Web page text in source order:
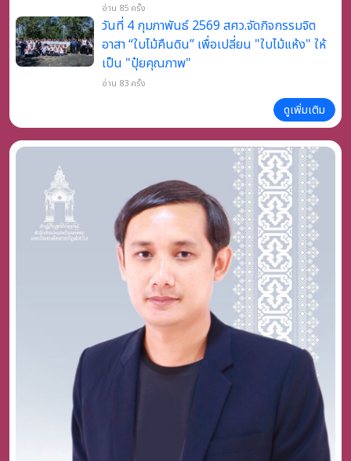
อ่าน 85 ครั้ง
วันที่ 4 กุมภาพันธ์ 2569 สศว.จัดกิจกรรมจิต
อาสา “ใบไม้คืนดิน” เพื่อเปลี่ยน "ใบไม้แห้ง" ให้
เป็น "ปุ๋ยคุณภาพ"
อ่าน 83 ครั้ง
ดูเพิ่มเติม